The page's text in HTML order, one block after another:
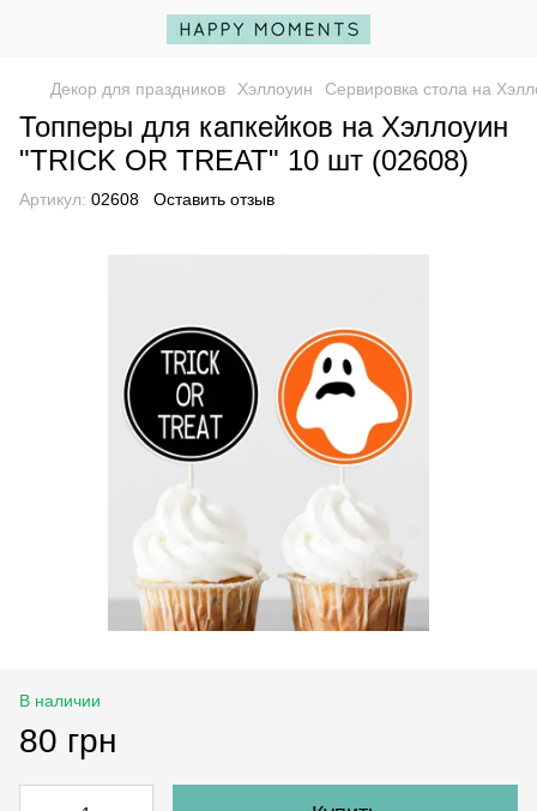
Декор для праздников Хэллоуин Сервировка стола на
Топперы для капкейков на Хэллоуин
"TRICK OR TREAT" 10 шт (02608)
Артикул: 02608 Оставить отзыв
В наличии
80 грн